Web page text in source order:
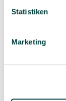
Statistiken
Marketing